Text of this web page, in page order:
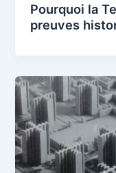
Pourquoi la
preuves